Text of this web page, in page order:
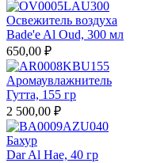
Освежитель воздуха
Bade'e Al Oud, 300 мл
650,00 ₽
Аромаувлажнитель
Гутта, 155 гр
2 500,00 ₽
Бахур
Dar Al Hae, 40 гр